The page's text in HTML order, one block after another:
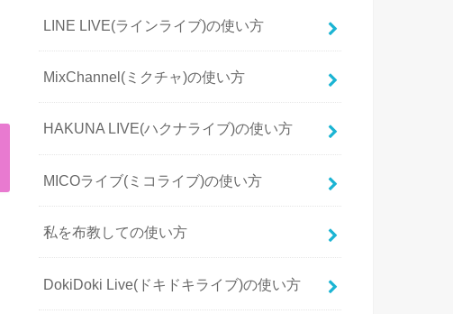
LINE LIVE(ラインライブ)の使い方
MixChannel(ミクチャ)の使い方
HAKUNA LIVE(ハクナライブ)の使い方
MICOライブ(ミコライブ)の使い方
私を布教しての使い方
DokiDoki Live(ドキドキライブ)の使い方